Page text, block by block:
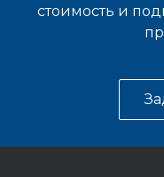
стоимость и